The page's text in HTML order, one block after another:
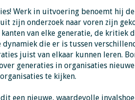
Werk in uitvoering benoemt hij
zijn onderzoek naar voren zijn
kanten van elke generatie, de kritiek
dynamiek die er is tussen
juist van elkaar kunnen leren.
generaties in organisaties
te kijken.
een nieuwe, waardevolle